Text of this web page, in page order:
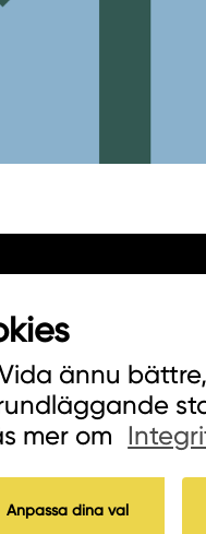
ännu
mer om
Anpassa dina val